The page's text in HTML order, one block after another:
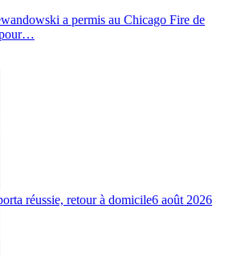
a permis au Chicago Fire de
pour…
réussie, retour à domicile6 août 2026